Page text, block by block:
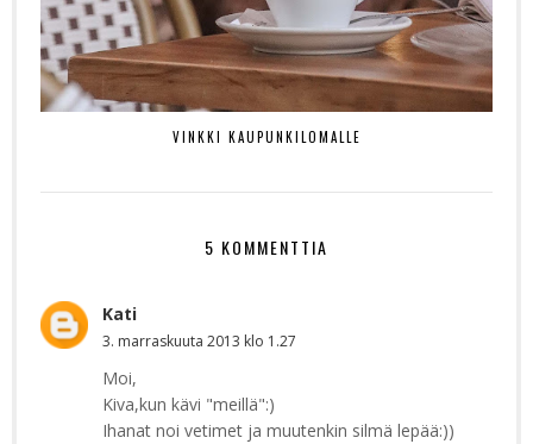
VINKKI KAUPUNKILOMALLE
5 KOMMENTTIA
Kati
3. marraskuuta 2013 klo 1.27
Moi,
Kiva,kun kävi "meillä":)
Ihanat noi vetimet ja muutenkin silmä lepää:))